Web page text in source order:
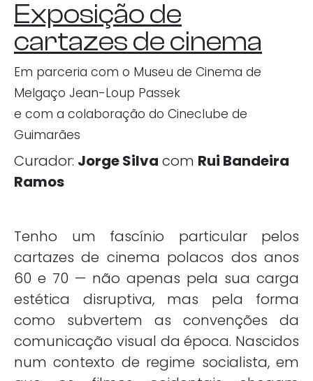
Exposição de
cartazes de cinema
Em parceria com o Museu de Cinema de
Melgaço Jean-Loup Passek
e com a colaboração do Cineclube de
Guimarães
Curador: Jorge Silva com Rui Bandeira
Ramos
Tenho um fascínio particular pelos
cartazes de cinema polacos dos anos
60 e 70 — não apenas pela sua carga
estética disruptiva, mas pela forma
como subvertem as convenções da
comunicação visual da época. Nascidos
num contexto de regime socialista, em